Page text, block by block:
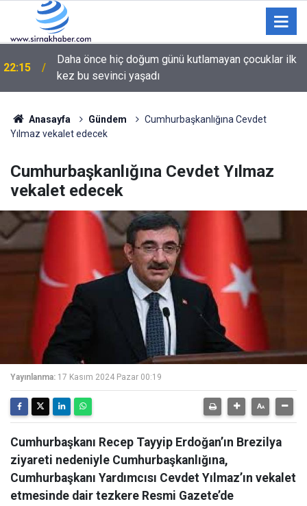
22:15
Daha önce hiç doğum günü kutlamayan çocuklar ilk
kez bu sevinci yaşadı
Anasayfa Gündem
Cumhurbaşkanlığına Cevdet
Yılmaz vekalet edecek
Cumhurbaşkanlığına Cevdet Yılmaz
vekalet edecek
Yayınlanma: 17 Kasım 2024 Pazar 00:19
Cumhurbaşkanı Recep Tayyip Erdoğan’ın Brezilya
ziyareti nedeniyle Cumhurbaşkanlığına,
Cumhurbaşkanı Yardımcısı Cevdet Yılmaz’ın vekalet
etmesinde dair tezkere Resmi Gazete’de